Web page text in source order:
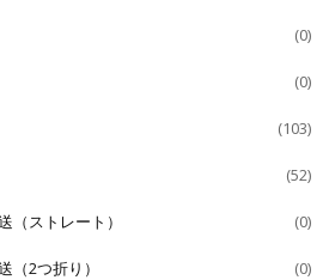
(0)
(0)
(103)
(52)
（ストレート） (0)
（2つ折り） (0)